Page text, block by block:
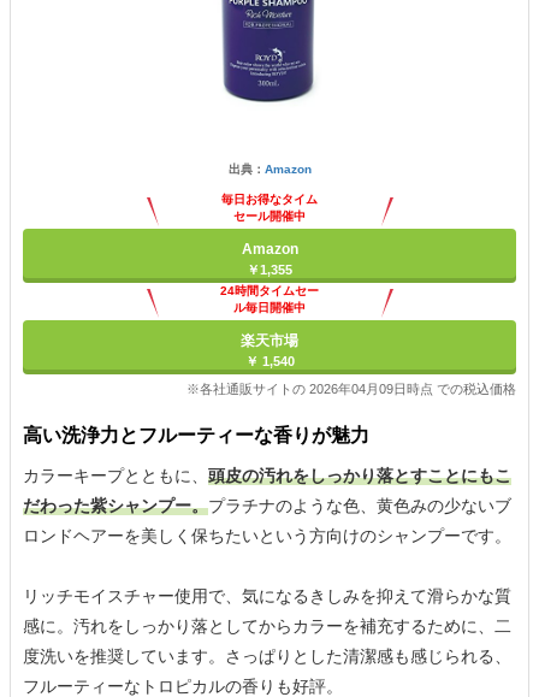
出典： Amazon
毎日お得なタイム
セール開催中
Amazon
￥1,355
24時間タイムセー
ル毎日開催中
楽天市場
￥ 1,540
※各社通販サイトの 2026年04月09日時点 での税込価格
高い洗浄力とフルーティーな香りが魅力
カラーキープとともに、 頭皮の汚れをしっかり落とすことにもこ
だわった紫シャンプー。プラチナのような色、黄色みの少ないブ
ロンドヘアーを美しく保ちたいという方向けのシャンプーです。
リッチモイスチャー使用で、気になるきしみを抑えて滑らかな質
感に。汚れをしっかり落としてからカラーを補充するために、二
度洗いを推奨しています。さっぱりとした清潔感も感じられる、
フルーティーなトロピカルの香りも好評。